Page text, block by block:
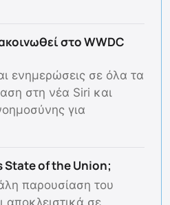
στο WWDC
ενημερώσεις σε όλα τα
στη νέα Siri και
για
State of the Union;
παρουσίαση του